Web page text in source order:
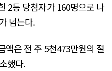
2등 당첨자가 160명으로 나
넘는다.
액은 전 주 5천473만원의 절
했다.